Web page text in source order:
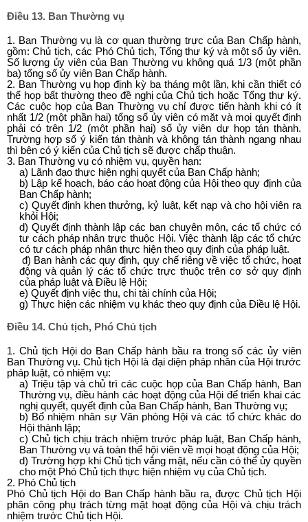
Điều 13. Ban Thường vụ
1. Ban Thường vụ là cơ quan thường trực của Ban Chấp hành,
gồm: Chủ tịch, các Phó Chủ tịch, Tổng thư ký và một số ủy viên.
Số lượng ủy viên của Ban Thường vụ không quá 1/3 (một phần
ba) tổng số ủy viên Ban Chấp hành.
2. Ban Thường vụ họp định kỳ ba tháng một lần, khi cần thiết có
thể họp bất thường theo đề nghị của Chủ tịch hoặc Tổng thư ký.
Các cuộc họp của Ban Thường vụ chỉ được tiến hành khi có ít
nhất 1/2 (một phần hai) tổng số ủy viên có mặt và mọi quyết định
phải có trên 1/2 (một phần hai) số ủy viên dự họp tán thành.
Trường hợp số ý kiến tán thành và không tán thành ngang nhau
thì bên có ý kiến của Chủ tịch sẽ được chấp thuận.
3. Ban Thường vụ có nhiệm vụ, quyền hạn:
a) Lãnh đạo thực hiện nghị quyết của Ban Chấp hành;
b) Lập kế hoạch, báo cáo hoạt động của Hội theo quy định của
Ban Chấp hành;
c) Quyết định khen thưởng, kỷ luật, kết nạp và cho hội viên ra
khỏi Hội;
d) Quyết định thành lập các ban chuyên môn, các tổ chức có
tư cách pháp nhân trực thuộc Hội. Việc thành lập các tổ chức
có tư cách pháp nhân thực hiện theo quy định của pháp luật.
đ) Ban hành các quy định, quy chế riêng về việc tổ chức, hoạt
động và quản lý các tổ chức trực thuộc trên cơ sở quy định
của pháp luật và Điều lệ Hội;
e) Quyết định việc thu, chi tài chính của Hội;
g) Thực hiện các nhiệm vụ khác theo quy định của Điều lệ Hội.
Điều 14. Chủ tịch, Phó Chủ tịch
1. Chủ tịch Hội do Ban Chấp hành bầu ra trong số các ủy viên
Ban Thường vụ. Chủ tịch Hội là đại diện pháp nhân của Hội trước
pháp luật, có nhiệm vụ:
a) Triệu tập và chủ trì các cuộc họp của Ban Chấp hành, Ban
Thường vụ, điều hành các hoạt động của Hội để triển khai các
nghị quyết, quyết định của Ban Chấp hành, Ban Thường vụ;
b) Bổ nhiệm nhân sự Văn phòng Hội và các tổ chức khác do
Hội thành lập;
c) Chủ tịch chịu trách nhiệm trước pháp luật, Ban Chấp hành,
Ban Thường vụ và toàn thể hội viên về mọi hoạt động của Hội;
d) Trường hợp khi Chủ tịch vắng mặt, nếu cần có thể ủy quyền
cho một Phó Chủ tịch thực hiện nhiệm vụ của Chủ tịch.
2. Phó Chủ tịch
Phó Chủ tịch Hội do Ban Chấp hành bầu ra, được Chủ tịch Hội
phân công phụ trách từng mặt hoạt động của Hội và chịu trách
nhiệm trước Chủ tịch Hội.